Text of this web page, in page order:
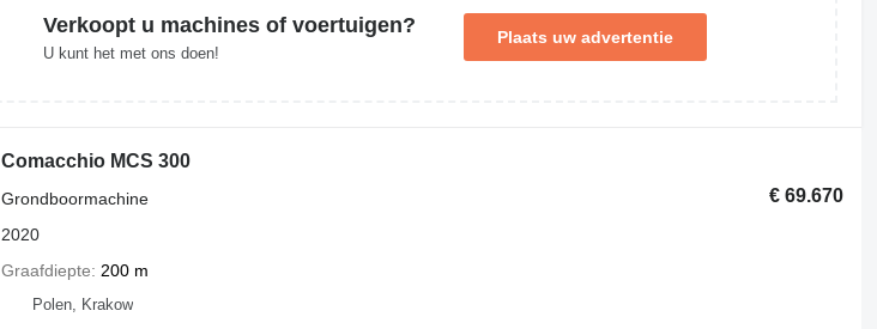
Verkoopt u machines of voertuigen?
U kunt het met ons doen!
Plaats uw advertentie
Comacchio MCS 300
€ 69.670
Grondboormachine
2020
Graafdiepte
200 m
Polen, Krakow